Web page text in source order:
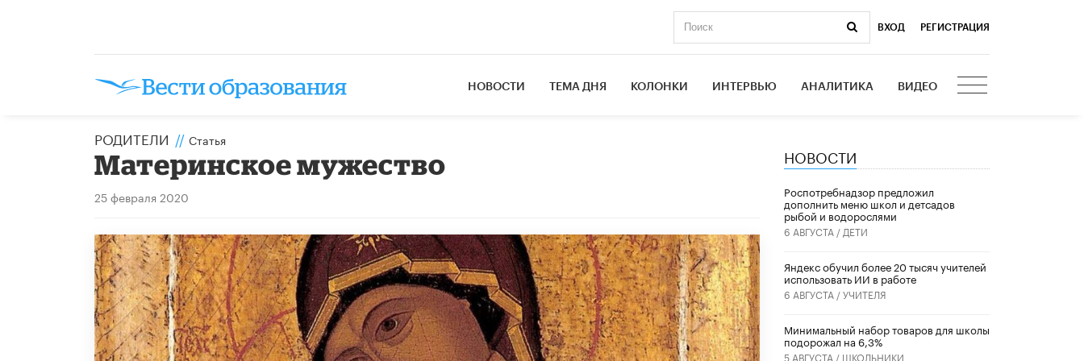
ВХОД РЕГИСТРАЦИЯ
НОВОСТИ ТЕМА ДНЯ КОЛОНКИ ИНТЕРВЬЮ АНАЛИТИКА ВИДЕО
РОДИТЕЛИ // Статья
Материнское мужество
25 февраля 2020
НОВОСТИ
Роспотребнадзор предложил
дополнить меню школ и детсадов
рыбой и водорослями
6 АВГУСТА / ДЕТИ
​Яндекс обучил более 20 тысяч учителей
использовать ИИ в работе
6 АВГУСТА /УЧИТЕЛЯ
Минимальный набор товаров для школы
подорожал на 6,3%
5 АВГУСТА / ШКОЛЬНИКИ